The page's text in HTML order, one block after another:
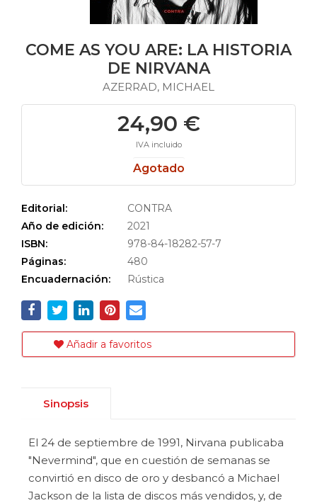
COME AS YOU ARE: LA HISTORIA
DE NIRVANA
AZERRAD, MICHAEL
24,90 €
IVA incluido
Agotado
Editorial:
CONTRA
Año de edición:
2021
ISBN:
978-84-18282-57-7
Páginas:
480
Encuadernación:
Rústica
Añadir a favoritos
Sinopsis
El 24 de septiembre de 1991, Nirvana publicaba
"Nevermind", que en cuestión de semanas se
convirtió en disco de oro y desbancó a Michael
Jackson de la lista de discos más vendidos, y, de